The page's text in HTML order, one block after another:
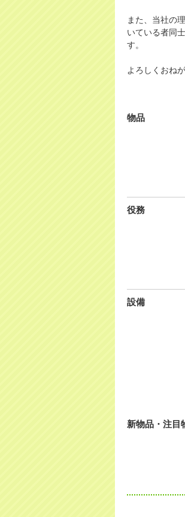
また、当社の
いている者同
す。
よろしくおね
物品
役務
設備
新物品・注目